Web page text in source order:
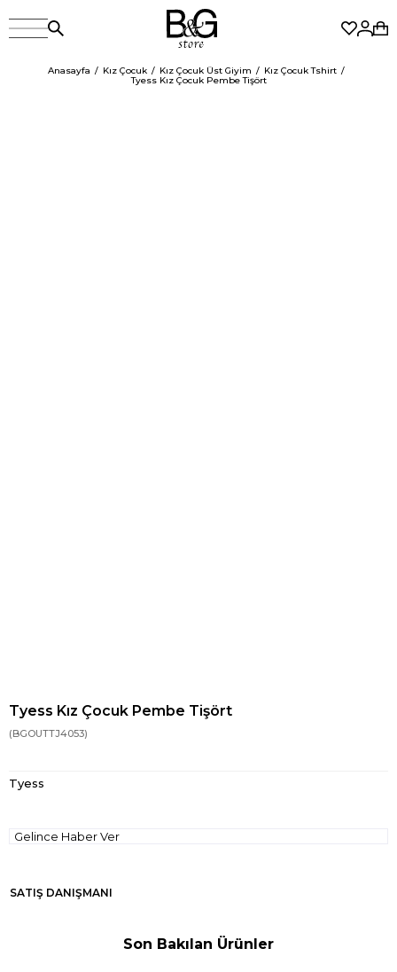
Anasayfa Kız Çocuk Kız Çocuk Üst Giyim
Kız Çocuk Tshirt
Tyess Kız Çocuk Pembe Tişört
Tyess Kız Çocuk Pembe Tişört
(BGOUTTJ4053)
Tyess
Gelince Haber Ver
SATIŞ DANIŞMANI
Son Bakılan Ürünler